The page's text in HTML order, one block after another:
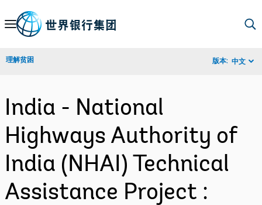
Skip
Navigation
理解贫困 版本: 中文
India - National
Highways Authority of
India (NHAI) Technical
Assistance Project :